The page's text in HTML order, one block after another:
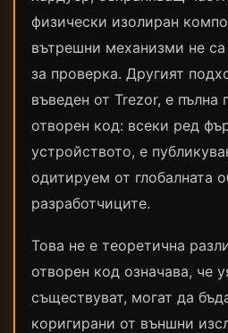
физически изолиран
вътрешни механизми не
за проверка. Другият
въведен от Trezor, е пълна
отворен код: всеки ред
устройството, е
одитируем от глобалната
разработчиците.
Това не е теоретична
отворен код означава, че
съществуват, могат да
коригирани от външни